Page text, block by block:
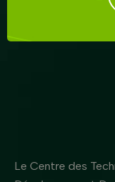
Le Centre des